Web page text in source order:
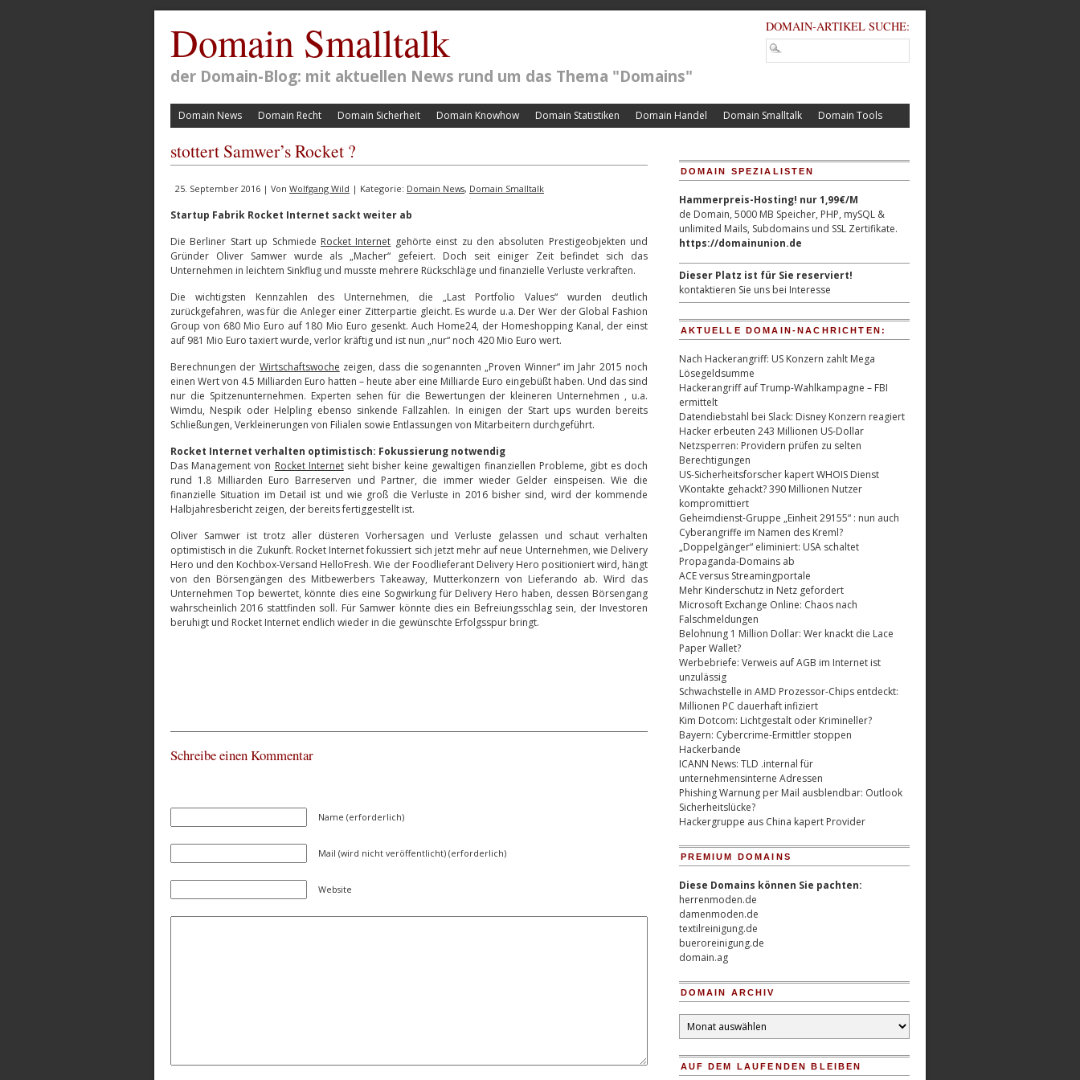
Domain Smalltalk
der Domain-Blog: mit aktuellen News rund um das Thema "Domains"
DOMAIN-ARTIKEL SUCHE:
Domain News Domain Recht Domain Sicherheit Domain Knowhow Domain Statistiken Domain Handel Domain Smalltalk Domain Tools
stottert Samwer’s Rocket ?
25. September 2016 | Von Wolfgang Wild | Kategorie: Domain News, Domain Smalltalk
Startup Fabrik Rocket Internet sackt weiter ab
Die Berliner Start up Schmiede Rocket Internet gehörte einst zu den absoluten Prestigeobjekten und
Gründer Oliver Samwer wurde als „Macher“ gefeiert. Doch seit einiger Zeit befindet sich das
Unternehmen in leichtem Sinkflug und musste mehrere Rückschläge und finanzielle Verluste verkraften.
Die wichtigsten Kennzahlen des Unternehmen, die „Last Portfolio Values“ wurden deutlich
zurückgefahren, was für die Anleger einer Zitterpartie gleicht. Es wurde u.a. Der Wer der Global Fashion
Group von 680 Mio Euro auf 180 Mio Euro gesenkt. Auch Home24, der Homeshopping Kanal, der einst
auf 981 Mio Euro taxiert wurde, verlor kräftig und ist nun „nur“ noch 420 Mio Euro wert.
Berechnungen der Wirtschaftswoche zeigen, dass die sogenannten „Proven Winner“ im Jahr 2015 noch
einen Wert von 4.5 Milliarden Euro hatten – heute aber eine Milliarde Euro eingebüßt haben. Und das sind
nur die Spitzenunternehmen. Experten sehen für die Bewertungen der kleineren Unternehmen , u.a.
Wimdu, Nespik oder Helpling ebenso sinkende Fallzahlen. In einigen der Start ups wurden bereits
Schließungen, Verkleinerungen von Filialen sowie Entlassungen von Mitarbeitern durchgeführt.
Rocket Internet verhalten optimistisch: Fokussierung notwendig
Das Management von Rocket Internetsieht bisher keine gewaltigen finanziellen Probleme, gibt es doch
rund 1.8 Milliarden Euro Barreserven und Partner, die immer wieder Gelder einspeisen. Wie die
finanzielle Situation im Detail ist und wie groß die Verluste in 2016 bisher sind, wird der kommende
Halbjahresbericht zeigen, der bereits fertiggestellt ist.
Oliver Samwer ist trotz aller düsteren Vorhersagen und Verluste gelassen und schaut verhalten
optimistisch in die Zukunft. Rocket Internet fokussiert sich jetzt mehr auf neue Unternehmen, wie Delivery
Hero und den Kochbox-Versand HelloFresh. Wie der Foodlieferant Delivery Hero positioniert wird, hängt
von den Börsengängen des Mitbewerbers Takeaway, Mutterkonzern von Lieferando ab. Wird das
Unternehmen Top bewertet, könnte dies eine Sogwirkung für Delivery Hero haben, dessen Börsengang
wahrscheinlich 2016 stattfinden soll. Für Samwer könnte dies ein Befreiungsschlag sein, der Investoren
beruhigt und Rocket Internet endlich wieder in die gewünschte Erfolgsspur bringt.
Schreibe einen Kommentar
Name (erforderlich)
Mail (wird nicht veröffentlicht) (erforderlich)
Website
DOMAIN SPEZIALISTEN
Hammerpreis-Hosting! nur 1,99€/M
de Domain, 5000 MB Speicher, PHP, mySQL &
unlimited Mails, Subdomains und SSL Zertifikate.
https://domainunion.de
Dieser Platz ist für Sie reserviert!
kontaktieren Sie uns bei Interesse
AKTUELLE DOMAIN-NACHRICHTEN:
Nach Hackerangriff: US Konzern zahlt Mega
Lösegeldsumme
Hackerangriff auf Trump-Wahlkampagne – FBI
ermittelt
Datendiebstahl bei Slack: Disney Konzern reagiert
Hacker erbeuten 243 Millionen US-Dollar
Netzsperren: Providern prüfen zu selten
Berechtigungen
US-Sicherheitsforscher kapert WHOIS Dienst
VKontakte gehackt? 390 Millionen Nutzer
kompromittiert
Geheimdienst-Gruppe „Einheit 29155“ : nun auch
Cyberangriffe im Namen des Kreml?
„Doppelgänger“ eliminiert: USA schaltet
Propaganda-Domains ab
ACE versus Streamingportale
Mehr Kinderschutz in Netz gefordert
Microsoft Exchange Online: Chaos nach
Falschmeldungen
Belohnung 1 Million Dollar: Wer knackt die Lace
Paper Wallet?
Werbebriefe: Verweis auf AGB im Internet ist
unzulässig
Schwachstelle in AMD Prozessor-Chips entdeckt:
Millionen PC dauerhaft infiziert
Kim Dotcom: Lichtgestalt oder Krimineller?
Bayern: Cybercrime-Ermittler stoppen
Hackerbande
ICANN News: TLD .internal für
unternehmensinterne Adressen
Phishing Warnung per Mail ausblendbar: Outlook
Sicherheitslücke?
Hackergruppe aus China kapert Provider
PREMIUM DOMAINS
Diese Domains können Sie pachten:
herrenmoden.de
damenmoden.de
textilreinigung.de
bueroreinigung.de
domain.ag
DOMAIN ARCHIV
Domain
Archiv
AUF DEM LAUFENDEN BLEIBEN